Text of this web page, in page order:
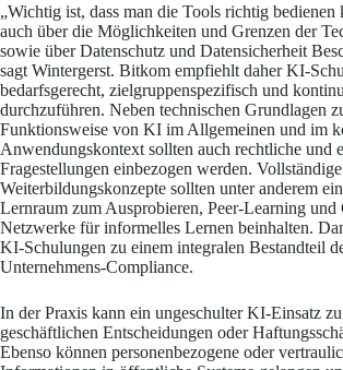
„Wichtig ist, dass man die Tools richtig bedienen
auch über die Möglichkeiten und Grenzen der
sowie über Datenschutz und Datensicherheit
sagt Wintergerst. Bitkom empfiehlt daher KI-
bedarfsgerecht, zielgruppenspezifisch und
durchzuführen. Neben technischen Grundlagen
Funktionsweise von KI im Allgemeinen und im
Anwendungskontext sollten auch rechtliche und
Fragestellungen einbezogen werden. Vollständige
Weiterbildungskonzepte sollten unter anderem
Lernraum zum Ausprobieren, Peer-Learning
Netzwerke für informelles Lernen beinhalten.
KI-Schulungen zu einem integralen Bestandteil
Unternehmens-Compliance.
In der Praxis kann ein ungeschulter KI-Einsatz
geschäftlichen Entscheidungen oder
Ebenso können personenbezogene oder